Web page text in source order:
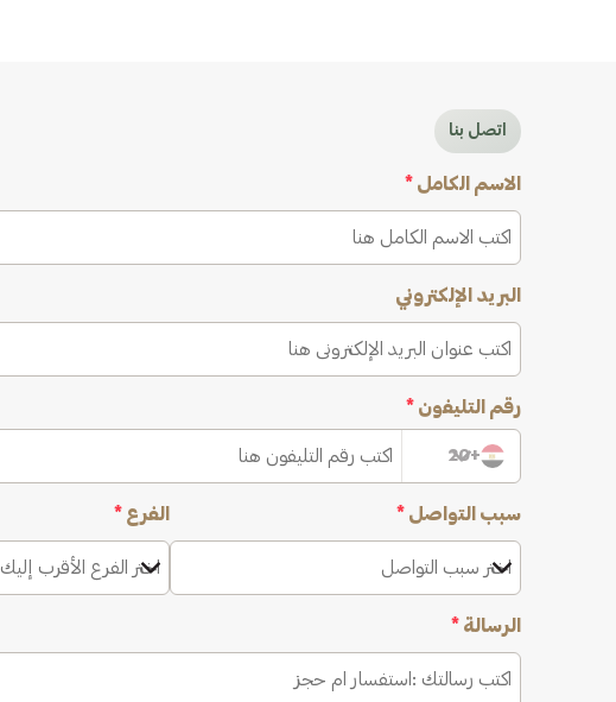
اتصل بنا
الاسم الكامل *
البريد الإلكتروني
رقم التليفون *
+20
سبب التواصل *
اختر سبب التواصل
الفرع *
اختر الفرع الأقرب إليك
الرسالة *